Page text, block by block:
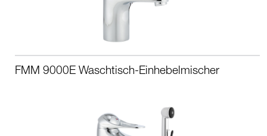
FMM 9000E Waschtisch-Einhebelmischer